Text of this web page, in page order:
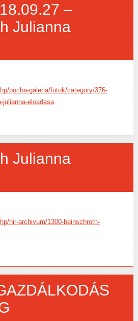
–
Julianna
pocha-galeria/fotok/category/376-
julianna-eloadasa
Julianna
hir-archivum/1300-beinschroth-